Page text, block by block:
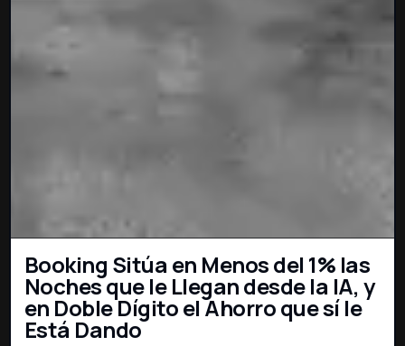
Booking Sitúa en Menos del 1% las
Noches que le Llegan desde la IA, y
en Doble Dígito el Ahorro que sí le
Está Dando